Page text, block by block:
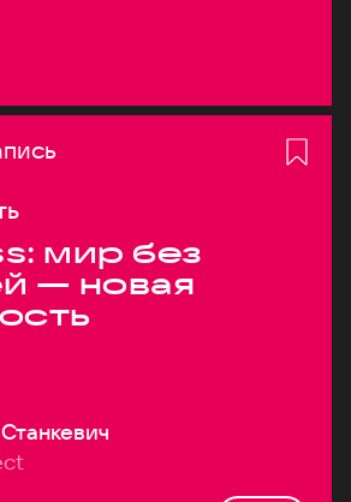
мир без
— новая